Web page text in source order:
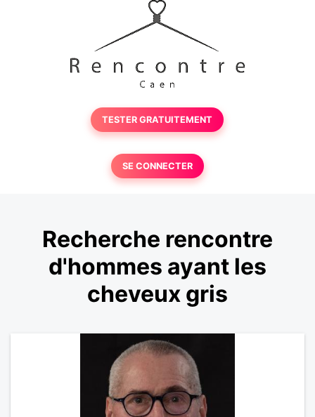
TESTER GRATUITEMENT
SE CONNECTER
Recherche rencontre
d'hommes ayant les
cheveux gris